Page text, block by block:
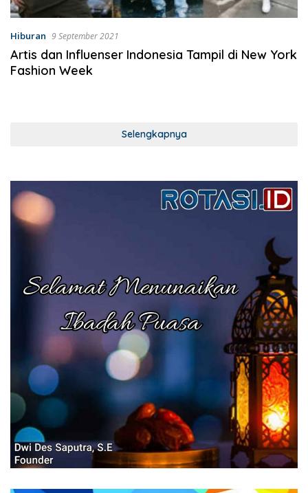
Hiburan 9 September 2021
Artis dan Influenser Indonesia Tampil di New York
Fashion Week
Selengkapnya